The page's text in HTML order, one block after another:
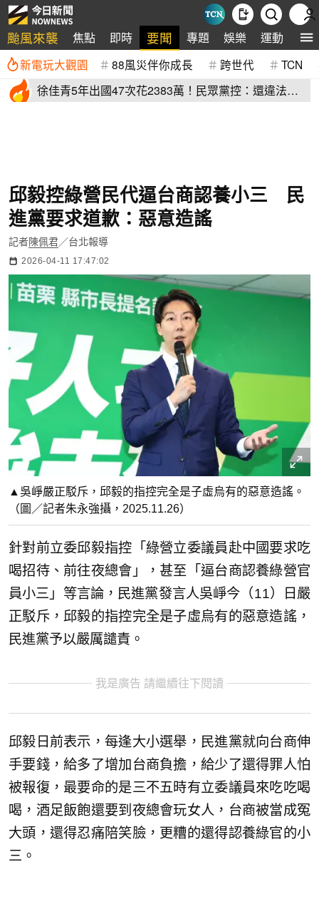
颱風來襲 焦點 即時 要聞 專題 娛樂 運動 全
新電玩大觀園 88風災伴你成長 跨世代 TCN
徐佳青5年出國47次花2383萬！民眾黨控：還違法帶
邱毅控綠營民代逼台商認養小三 民
進黨要求道歉：惡意造謠
記者陳佩君／台北報導
2026-04-11 17:47:02
▲吳崢嚴正駁斥，邱毅的指控完全是子虛烏有的惡意造謠。
（圖／記者朱永強攝，2025.11.26）
針對前立委邱毅指控「綠營立委議員赴中國要求吃
喝招待、前往夜總會」，甚至「逼台商認養綠營官
員小三」等言論，民進黨發言人吳崢今（11）日嚴
正駁斥，邱毅的指控完全是子虛烏有的惡意造謠，
民進黨予以嚴厲譴責。
我是廣告 請繼續往下閱讀
邱毅日前表示，每逢大小選舉，民進黨就向台商伸
手要錢，給多了增加台商負擔，給少了還得罪人怕
被報復，最要命的是三不五時有立委議員來吃吃喝
喝，酒足飯飽還要到夜總會玩女人，台商被當成冤
大頭，還得忍痛陪笑臉，更糟的還得認養綠官的小
三。